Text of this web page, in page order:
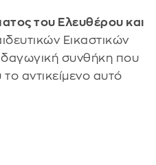
του Ελευθέρου και
Εικαστικών
συνθήκη που
αντικείμενο αυτό